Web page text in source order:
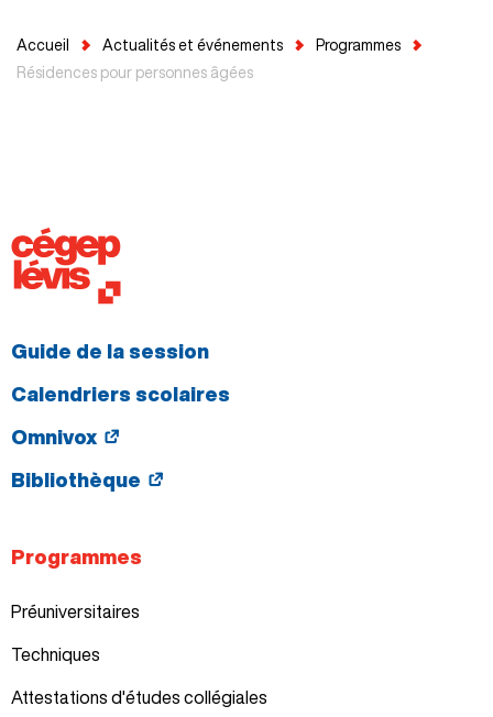
Accueil Actualités et événements
Programmes
Résidences pour personnes âgées
Guide de la session
Calendriers scolaires
Omnivox
Bibliothèque
Programmes
Préuniversitaires
Techniques
Attestations d'études collégiales